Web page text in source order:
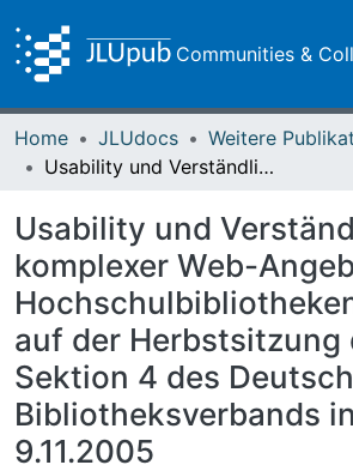
Communities &
Home JLUdocs
Weitere
Usability und Verständlichkeit komplexer Web-Angebote von Hochschulbibliotheken : Vortrag auf der Herbstsitzung der Sektion 4 des Deutschen Bibliotheksverbands in Kiel am 9.11.2005
Usability und
komplexer Web-
auf der Herbstsitzung
Sektion 4 des
Bibliotheksverbands
9.11.2005